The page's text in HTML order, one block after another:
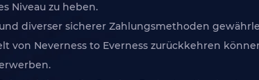
Niveau zu heben.
diverser sicherer Zahlungsmethoden
von Neverness to Everness zurückkehren